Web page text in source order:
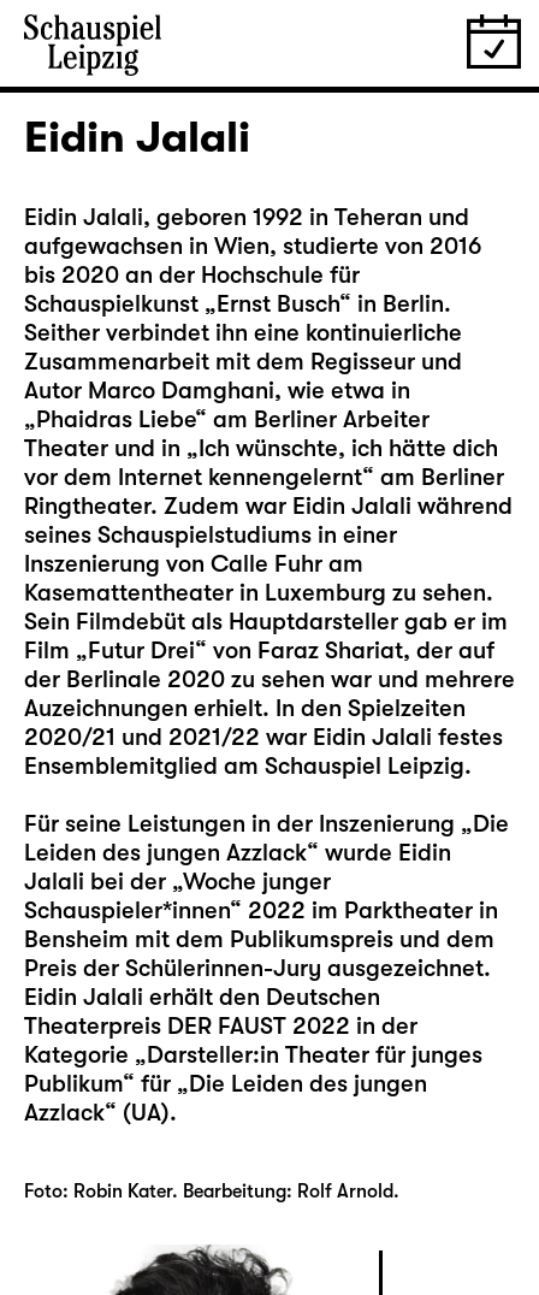
Eidin Jalali
Eidin Jalali, geboren 1992 in Teheran und
aufgewachsen in Wien, studierte von 2016
bis 2020 an der Hochschule für
Schauspielkunst „Ernst Busch“ in Berlin.
Seither verbindet ihn eine kontinuierliche
Zusammenarbeit mit dem Regisseur und
Autor Marco Damghani, wie etwa in
„Phaidras Liebe“ am Berliner Arbeiter
Theater und in „Ich wünschte, ich hätte dich
vor dem Internet kennengelernt“ am Berliner
Ringtheater. Zudem war Eidin Jalali während
seines Schauspielstudiums in einer
Inszenierung von Calle Fuhr am
Kasemattentheater in Luxemburg zu sehen.
Sein Filmdebüt als Hauptdarsteller gab er im
Film „Futur Drei“ von Faraz Shariat, der auf
der Berlinale 2020 zu sehen war und mehrere
Auzeichnungen erhielt. In den Spielzeiten
2020/21 und 2021/22 war Eidin Jalali festes
Ensemblemitglied am Schauspiel Leipzig.
Für seine Leistungen in der Inszenierung „Die
Leiden des jungen Azzlack“ wurde Eidin
Jalali bei der „Woche junger
Schauspieler*innen“ 2022 im Parktheater in
Bensheim mit dem Publikumspreis und dem
Preis der Schülerinnen-Jury ausgezeichnet.
Eidin Jalali erhält den Deutschen
Theaterpreis DER FAUST 2022 in der
Kategorie „Darsteller:in Theater für junges
Publikum“ für „Die Leiden des jungen
Azzlack“ (UA).
Foto: Robin Kater. Bearbeitung: Rolf Arnold.